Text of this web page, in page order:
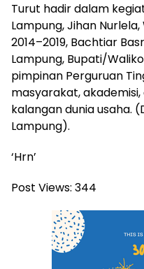
Turut hadir dalam
Lampung, Jihan
2014–2019, Bachtiar
Lampung, Bupati/
pimpinan Perguruan
masyarakat,
kalangan dunia usaha.
Lampung).
‘Hrn’
Post Views: 344